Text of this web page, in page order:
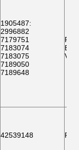
1905487:
2996882
7179751
7183074
7183075
7189050
7189648
42539148 F